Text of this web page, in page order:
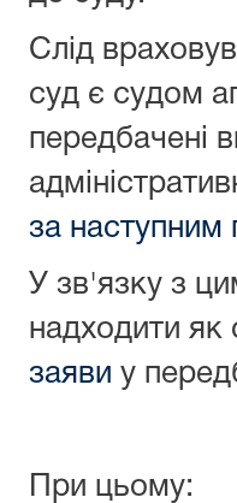
Слід
суд є судом
передбачені
за наступним
У зв'язку з
надходити як
заяви у
При цьому: